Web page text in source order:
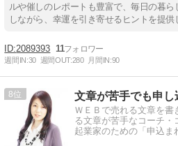
ルや催しのレポートも豊富で、毎日の暮
しながら、幸運を引き寄せるヒントを提供
2089393 11
週間IN:30 週間OUT:280 月間IN:90
8
ＷＥＢで売れる文章を書
る文章が苦手なコーチ
起業家のための「申込ま